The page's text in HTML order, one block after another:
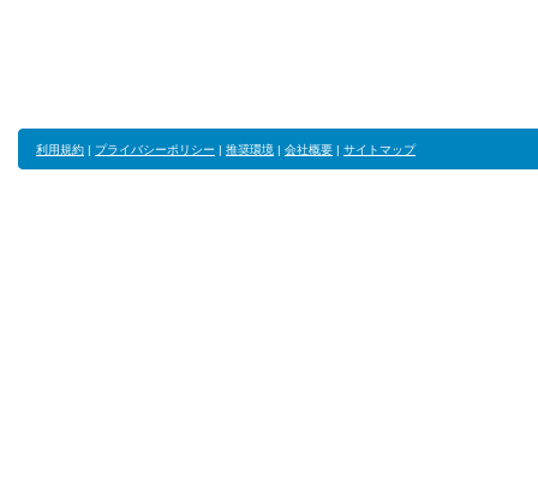
利用規約 | プライバシーポリシー | 推奨環境 | 会社概要 | サイトマップ